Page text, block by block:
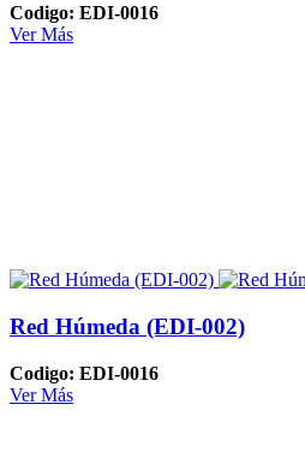
Codigo: EDI-0016
Ver Más
Red Húmeda (EDI-002)
Codigo: EDI-0016
Ver Más